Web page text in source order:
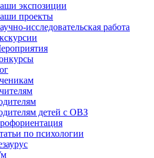
экспозиции
проекты
исследовательская работа
детей с ОВЗ
по психологии